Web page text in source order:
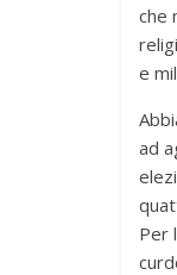
che
e
ad
Per